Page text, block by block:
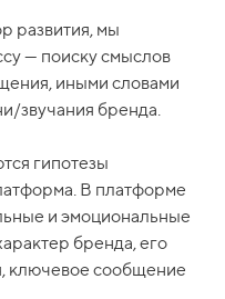
развития, мы
— поиску смыслов
иными словами
звучания бренда.
гипотезы
В платформе
и эмоциональные
бренда, его
ключевое сообщение